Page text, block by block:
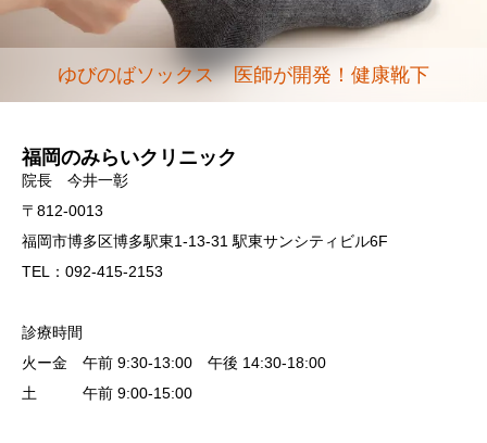
ゆびのばソックス 医師が開発！健康靴下
福岡のみらいクリニック
院長 今井一彰
〒812-0013
福岡市博多区博多駅東1-13-31 駅東サンシティビル6F
TEL：092-415-2153
診療時間
火ー金 午前 9:30-13:00 午後 14:30-18:00
土 午前 9:00-15:00